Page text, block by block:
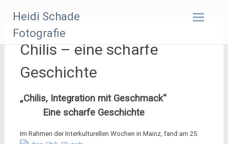
Inhalt
springen
Heidi Schade
Fotografie
Chilis – eine scharfe
Geschichte
„Chilis, Integration mit Geschmack“
Eine scharfe Geschichte
Im Rahmen der Interkulturellen Wochen in Mainz, fand am 25.